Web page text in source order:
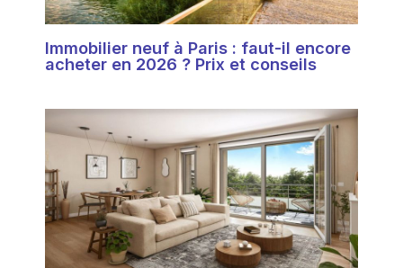
Immobilier neuf à Paris : faut-il encore
acheter en 2026 ? Prix et conseils